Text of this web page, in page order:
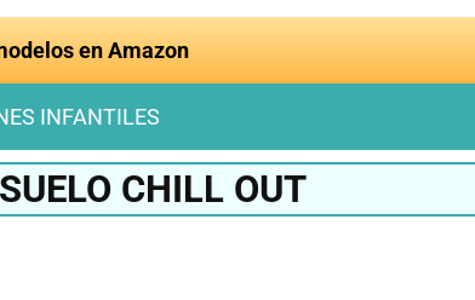
en Amazon
INFANTILES
CHILL OUT